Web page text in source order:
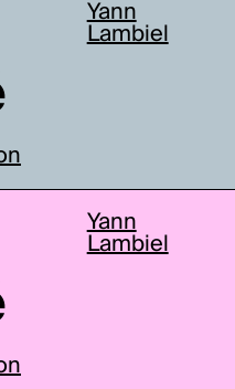
Yann
Lambiel
Yann
Lambiel